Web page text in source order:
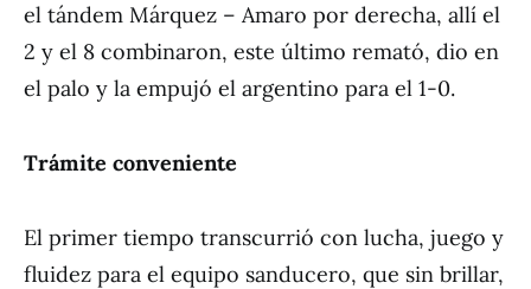
el tándem Márquez – Amaro por derecha, allí el
2 y el 8 combinaron, este último remató, dio en
el palo y la empujó el argentino para el 1-0.
Trámite conveniente
El primer tiempo transcurrió con lucha, juego y
fluidez para el equipo sanducero, que sin brillar,